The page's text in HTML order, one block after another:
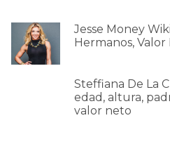
Jesse Money
Hermanos,
Steffiana De La
edad, altura,
valor neto